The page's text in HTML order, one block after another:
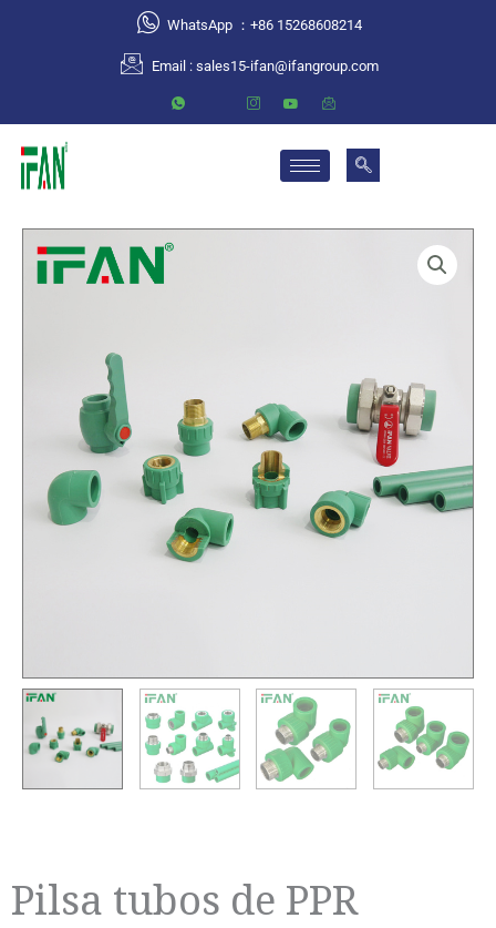
WhatsApp ：+86 15268608214
Email : sales15-ifan@ifangroup.com
Pilsa tubos de PPR